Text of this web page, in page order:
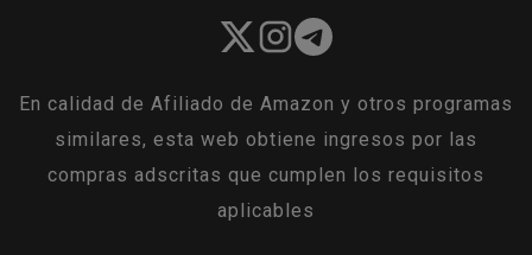
En calidad de Afiliado de Amazon y otros programas
similares, esta web obtiene ingresos por las
compras adscritas que cumplen los requisitos
aplicables